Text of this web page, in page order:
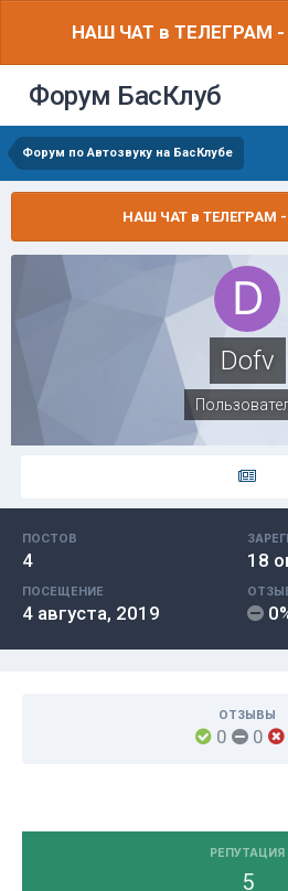
НАШ ЧАТ в ТЕЛЕГРАМ
Форум БасКлуб
Форум по Автозвуку на БасКлубе
НАШ ЧАТ в ТЕЛЕГРАМ
Dofv
ПОСТОВ
4 18
ПОСЕЩЕНИЕ
4 августа, 2019
ОТЗЫВЫ
0 0
РЕПУТАЦИЯ
5